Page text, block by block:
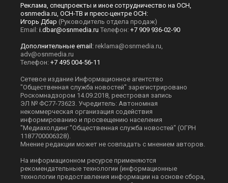
Реклама, спецпроекты и иное сотрудничество на ОСН,
osnmedia.ru, ОСН-ТВ и пресс-центре ОСН:
Игорь Дбар (Руководитель отдела продаж)
Email: i.dbar@osnmedia.ru Телефон: +7 909 936-02-90
Дополнительные email: reklama@osnmedia.ru
adv@osnmedia.ru
Телефон: +7 495 004-56-11
Сетевое издание Информационное агентство
"Общественная служба новостей" зарегистрировано
Роскомнадзором 14.09.2018, реестровая запись
ЭЛ № ФС77-73623. Учредитель: Автономная
некоммерческая организация содействия
информированию и просвещению населения
"Медиахолдинг "Общественная служба новостей" (ОГРН
1187700006328).
Мнение редакции может не совпадать с мнением авторов.
На информационном ресурсе применяются
рекомендательные технологии (информационные
технологии предоставления информации на основе сбора,